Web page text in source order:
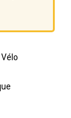
Vélo